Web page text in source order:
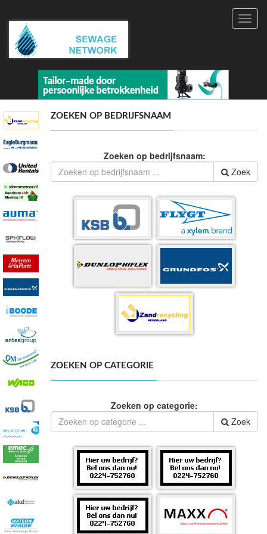
ZOEKEN OP BEDRIJFSNAAM
Zoeken op bedrijfsnaam:
Zoek
ZOEKEN OP CATEGORIE
Zoeken op categorie:
Zoek